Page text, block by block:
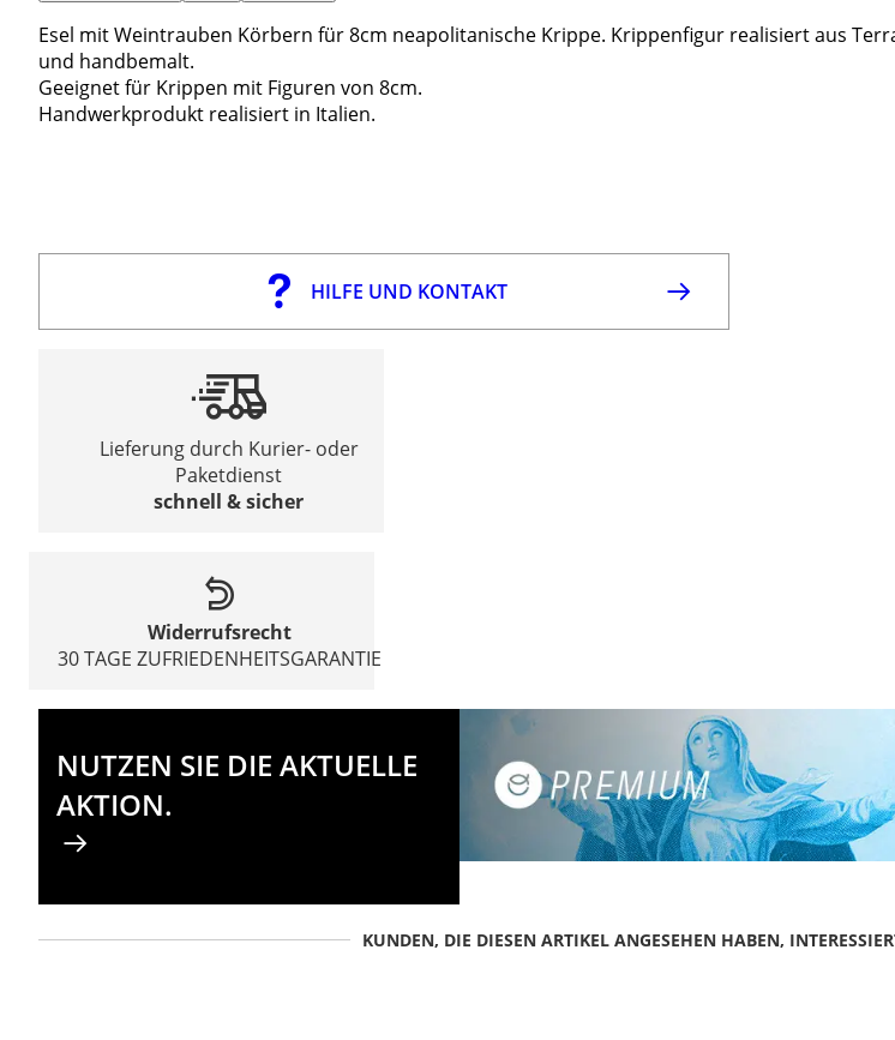
Esel mit Weintrauben Körbern für 8cm neapolitanische Krippe. Krippenfigur realisiert aus
und handbemalt.
Geeignet für Krippen mit Figuren von 8cm.
Handwerkprodukt realisiert in Italien.
HILFE UND KONTAKT
Lieferung durch Kurier- oder
Paketdienst
schnell & sicher
Widerrufsrecht
30 TAGE ZUFRIEDENHEITSGARANTIE
NUTZEN SIE DIE AKTUELLE
AKTION.
KUNDEN, DIE DIESEN ARTIKEL ANGESEHEN HABEN,